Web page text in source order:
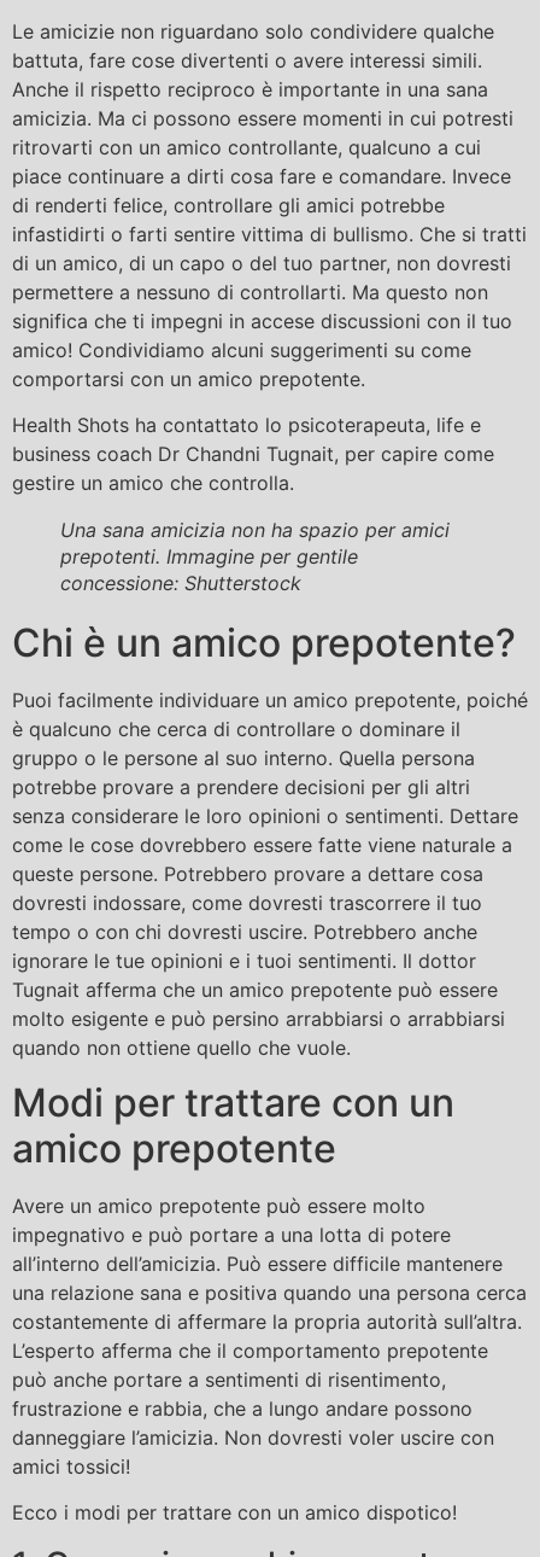
Le amicizie non riguardano solo condividere qualche
battuta, fare cose divertenti o avere interessi simili.
Anche il rispetto reciproco è importante in una sana
amicizia. Ma ci possono essere momenti in cui potresti
ritrovarti con un amico controllante, qualcuno a cui
piace continuare a dirti cosa fare e comandare. Invece
di renderti felice, controllare gli amici potrebbe
infastidirti o farti sentire vittima di bullismo. Che si tratti
di un amico, di un capo o del tuo partner, non dovresti
permettere a nessuno di controllarti. Ma questo non
significa che ti impegni in accese discussioni con il tuo
amico! Condividiamo alcuni suggerimenti su come
comportarsi con un amico prepotente.
Health Shots ha contattato lo psicoterapeuta, life e
business coach Dr Chandni Tugnait, per capire come
gestire un amico che controlla.
Una sana amicizia non ha spazio per amici
prepotenti. Immagine per gentile
concessione: Shutterstock
Chi è un amico prepotente?
Puoi facilmente individuare un amico prepotente, poiché
è qualcuno che cerca di controllare o dominare il
gruppo o le persone al suo interno. Quella persona
potrebbe provare a prendere decisioni per gli altri
senza considerare le loro opinioni o sentimenti. Dettare
come le cose dovrebbero essere fatte viene naturale a
queste persone. Potrebbero provare a dettare cosa
dovresti indossare, come dovresti trascorrere il tuo
tempo o con chi dovresti uscire. Potrebbero anche
ignorare le tue opinioni e i tuoi sentimenti. Il dottor
Tugnait afferma che un amico prepotente può essere
molto esigente e può persino arrabbiarsi o arrabbiarsi
quando non ottiene quello che vuole.
Modi per trattare con un
amico prepotente
Avere un amico prepotente può essere molto
impegnativo e può portare a una lotta di potere
all’interno dell’amicizia. Può essere difficile mantenere
una relazione sana e positiva quando una persona cerca
costantemente di affermare la propria autorità sull’altra.
L’esperto afferma che il comportamento prepotente
può anche portare a sentimenti di risentimento,
frustrazione e rabbia, che a lungo andare possono
danneggiare l’amicizia. Non dovresti voler uscire con
amici tossici!
Ecco i modi per trattare con un amico dispotico!